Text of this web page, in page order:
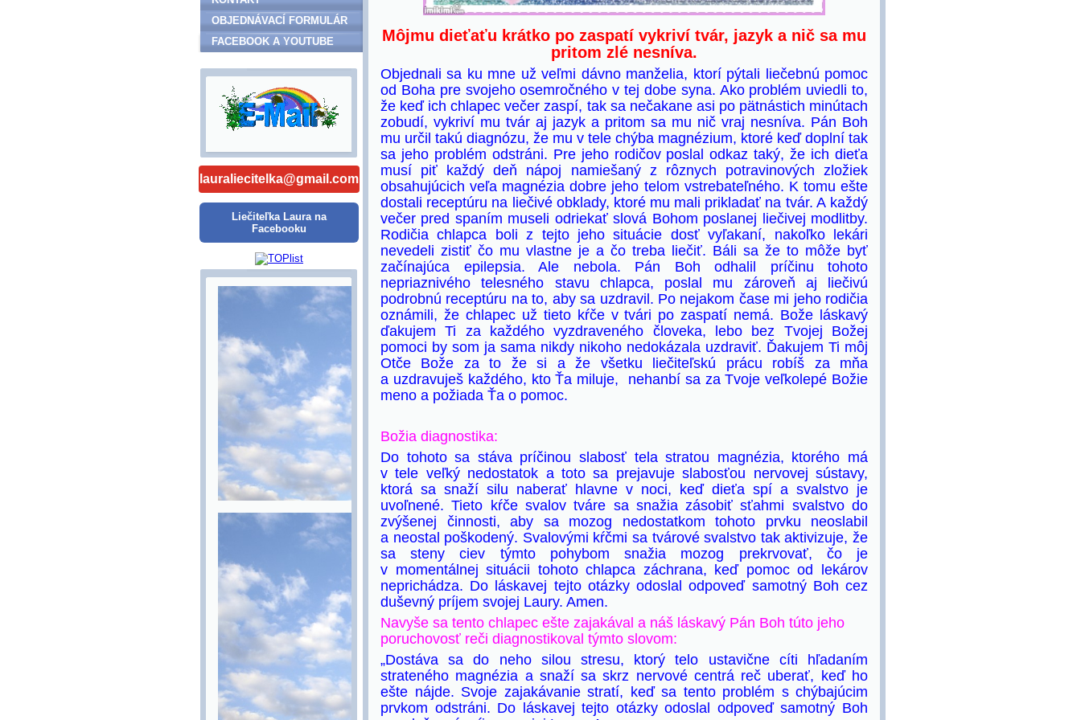
Môjmu dieťaťu krátko po zaspatí vykriví tvár, jazyk a nič sa mu
pritom zlé nesníva.
Objednali sa ku mne už veľmi dávno manželia, ktorí pýtali liečebnú pomoc
od Boha pre svojeho osemročného v tej dobe syna. Ako problém uviedli to,
že keď ich chlapec večer zaspí, tak sa nečakane asi po pätnástich minútach
zobudí, vykriví mu tvár aj jazyk a pritom sa mu nič vraj nesníva. Pán Boh
mu určil takú diagnózu, že mu v tele chýba magnézium, ktoré keď doplní tak
sa jeho problém odstráni. Pre jeho rodičov poslal odkaz taký, že ich dieťa
musí piť každý deň nápoj namiešaný z rôznych potravinových zložiek
obsahujúcich veľa magnézia dobre jeho telom vstrebateľného. K tomu ešte
dostali receptúru na liečivé obklady, ktoré mu mali prikladať na tvár. A každý
večer pred spaním museli odriekať slová Bohom poslanej liečivej modlitby.
Rodičia chlapca boli z tejto jeho situácie dosť vyľakaní, nakoľko lekári
nevedeli zistiť čo mu vlastne je a čo treba liečiť. Báli sa že to môže byť
začínajúca epilepsia. Ale nebola. Pán Boh odhalil príčinu tohoto
nepriaznivého telesného stavu chlapca, poslal mu zároveň aj liečivú
podrobnú receptúru na to, aby sa uzdravil. Po nejakom čase mi jeho rodičia
oznámili, že chlapec už tieto kŕče v tvári po zaspatí nemá. Bože láskavý
ďakujem Ti za každého vyzdraveného človeka, lebo bez Tvojej Božej
pomoci by som ja sama nikdy nikoho nedokázala uzdraviť. Ďakujem Ti môj
Otče Bože za to že si a že všetku liečiteľskú prácu robíš za mňa
a uzdravuješ každého, kto Ťa miluje, nehanbí sa za Tvoje veľkolepé Božie
meno a požiada Ťa o pomoc.
Božia diagnostika:
Do tohoto sa stáva príčinou slabosť tela stratou magnézia, ktorého má
v tele veľký nedostatok a toto sa prejavuje slabosťou nervovej sústavy,
ktorá sa snaží silu naberať hlavne v noci, keď dieťa spí a svalstvo je
uvoľnené. Tieto kŕče svalov tváre sa snažia zásobiť sťahmi svalstvo do
zvýšenej činnosti, aby sa mozog nedostatkom tohoto prvku neoslabil
a neostal poškodený. Svalovými kŕčmi sa tvárové svalstvo tak aktivizuje, že
sa steny ciev týmto pohybom snažia mozog prekrvovať, čo je
v momentálnej situácii tohoto chlapca záchrana, keď pomoc od lekárov
neprichádza. Do láskavej tejto otázky odoslal odpoveď samotný Boh cez
duševný príjem svojej Laury. Amen.
Navyše sa tento chlapec ešte zajakával a náš láskavý Pán Boh túto jeho
poruchovosť reči diagnostikoval týmto slovom:
„Dostáva sa do neho silou stresu, ktorý telo ustavične cíti hľadaním
strateného magnézia a snaží sa skrz nervové centrá reč uberať, keď ho
ešte nájde. Svoje zajakávanie stratí, keď sa tento problém s chýbajúcim
prvkom odstráni. Do láskavej tejto otázky odoslal odpoveď samotný Boh
OBJEDNÁVACÍ FORMULÁR
FACEBOOK A YOUTUBE
lauraliecitelka@gmail.com
Liečiteľka Laura na
Facebooku